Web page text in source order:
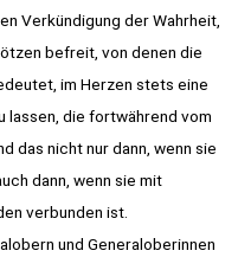
Verkündigung der Wahrheit,
befreit, von denen die
im Herzen stets eine
lassen, die fortwährend vom
das nicht nur dann, wenn sie
dann, wenn sie mit
verbunden ist.
und Generaloberinnen